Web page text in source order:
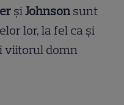
șiJohnson sunt
lor, la fel ca și
viitorul domn